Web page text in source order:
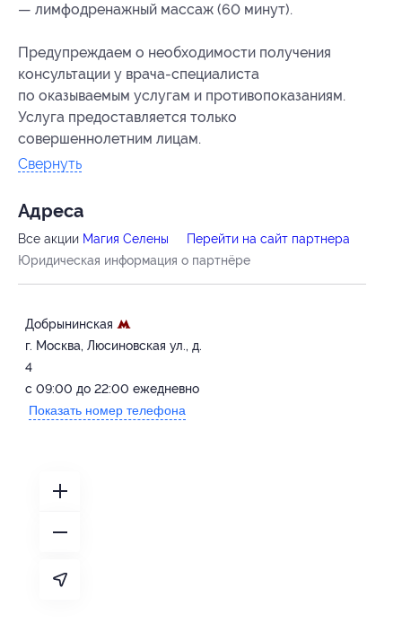
— лимфодренажный массаж (60 минут).
Предупреждаем о необходимости получения
консультации у врача-специалиста
по оказываемым услугам и противопоказаниям.
Услуга предоставляется только
совершеннолетним лицам.
Свернуть
Адресa
Все акции Магия Селены
Перейти на сайт партнера
Юридическая информация о партнёре
Добрынинская
г. Москва, ‌Люсиновская ул., д.
4
с 09:00 до 22:00 ежедневно
Показать номер телефона